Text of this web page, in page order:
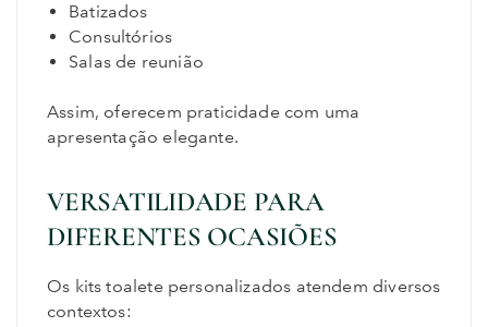
Batizados
Consultórios
Salas de reunião
Assim, oferecem praticidade com uma
apresentação elegante.
VERSATILIDADE PARA
DIFERENTES OCASIÕES
Os kits toalete personalizados atendem diversos
contextos: